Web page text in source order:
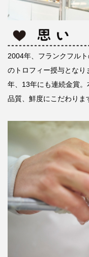
2004年、フランクフル
のトロフィー授与とな
年、13年にも連続金賞。
品質、鮮度にこだわりま